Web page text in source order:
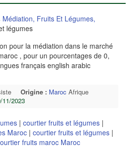
Médiation, Fruits Et Légumes,
légumes
pour la médiation dans le marché
, pour un pourcentages de 0,
français english arabic
Origine : Maroc Afrique
11/2023
| courtier fruits et légumes |
Maroc | courtier fruits et légumes |
fruits maroc Maroc